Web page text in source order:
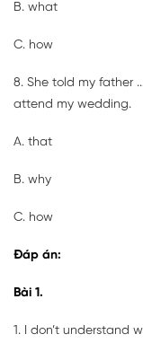
B. what
C. how
8. She told my father
attend my wedding.
A. that
B. why
C. how
Đáp án:
Bài 1.
1. I don’t understand